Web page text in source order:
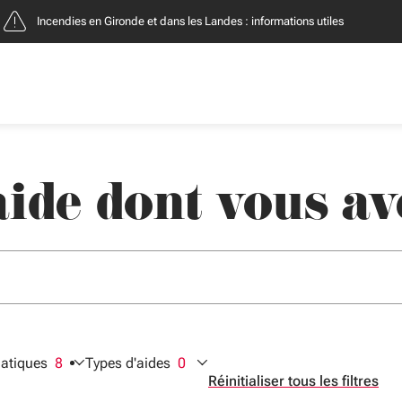
Incendies en Gironde et dans les Landes : informations utiles
dont vous
8
filtres sélectionnés
Types d'aides 0
filtres sélectionnésRéinitialiser tous les filtres